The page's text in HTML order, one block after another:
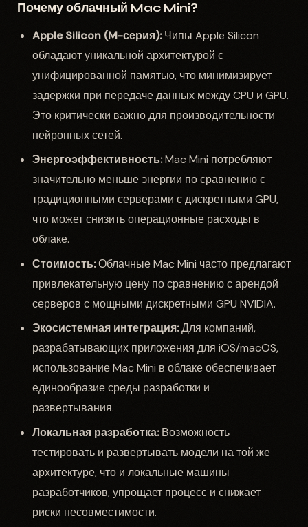
Почему облачный Mac Mini?
Apple Silicon (M-серия):Чипы Apple Silicon
обладают уникальной архитектурой с
унифицированной памятью, что минимизирует
задержки при передаче данных между CPU и GPU.
Это критически важно для производительности
нейронных сетей.
Энергоэффективность:Mac Mini потребляют
значительно меньше энергии по сравнению с
традиционными серверами с дискретными GPU,
что может снизить операционные расходы в
облаке.
Стоимость:Облачные Mac Mini часто предлагают
привлекательную цену по сравнению с арендой
серверов с мощными дискретными GPU NVIDIA.
Экосистемная интеграция:Для компаний,
разрабатывающих приложения для iOS/macOS,
использование Mac Mini в облаке обеспечивает
единообразие среды разработки и
развертывания.
Локальная разработка:Возможность
тестировать и развертывать модели на той же
архитектуре, что и локальные машины
разработчиков, упрощает процесс и снижает
риски несовместимости.